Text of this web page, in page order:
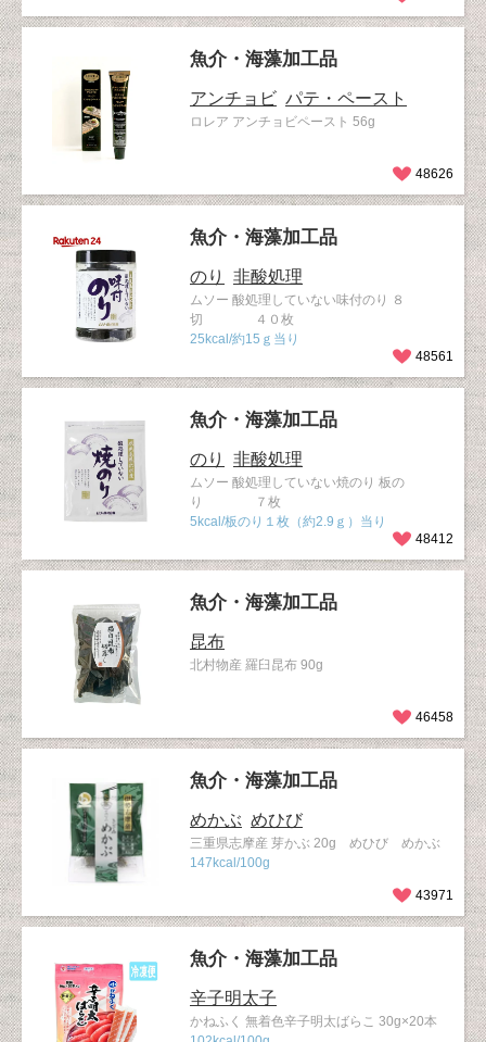
魚介・海藻加工品
アンチョビ パテ・ペースト
ロレア アンチョビペースト 56g
48626
魚介・海藻加工品
のり 非酸処理
ムソー 酸処理していない味付のり ８
切 ４０枚
25kcal/約15ｇ当り
48561
魚介・海藻加工品
のり 非酸処理
ムソー 酸処理していない焼のり 板の
り ７枚
5kcal/板のり１枚（約2.9ｇ）当り
48412
魚介・海藻加工品
昆布
北村物産 羅臼昆布 90g
46458
魚介・海藻加工品
めかぶ めひび
三重県志摩産 芽かぶ 20g めひび めかぶ
147kcal/100g
43971
魚介・海藻加工品
辛子明太子
かねふく 無着色辛子明太ばらこ 30g×20本